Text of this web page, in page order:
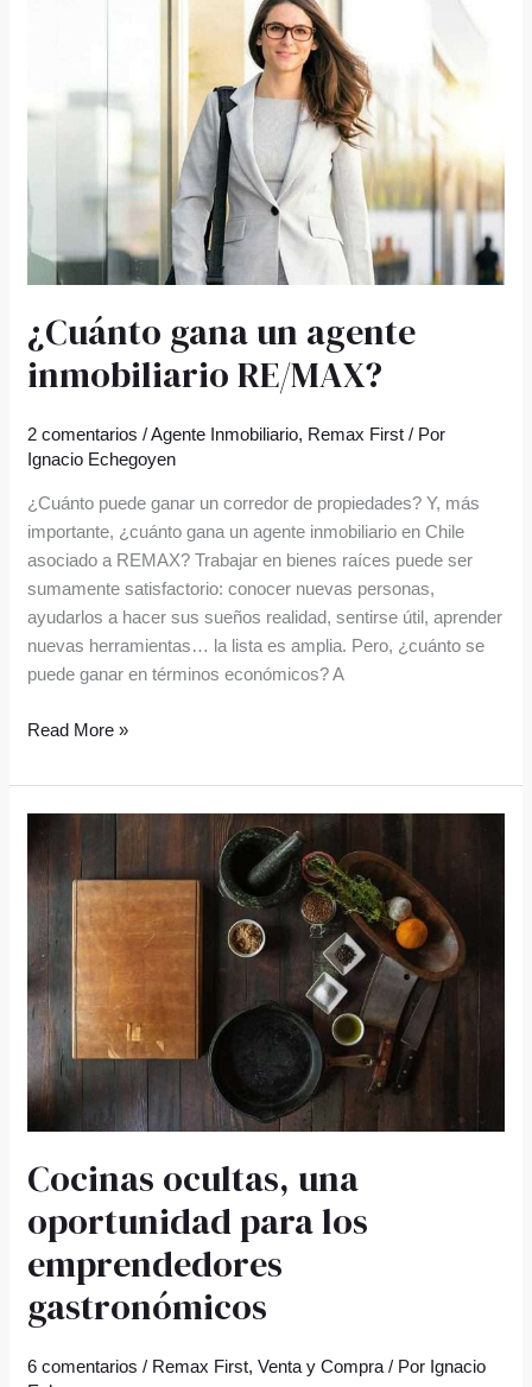
¿Cuánto gana un agente
inmobiliario RE/MAX?
2 comentarios /Agente Inmobiliario, Remax First / Por
Ignacio Echegoyen
¿Cuánto puede ganar un corredor de propiedades? Y, más
importante, ¿cuánto gana un agente inmobiliario en Chile
asociado a REMAX? Trabajar en bienes raíces puede ser
sumamente satisfactorio: conocer nuevas personas,
ayudarlos a hacer sus sueños realidad, sentirse útil, aprender
nuevas herramientas… la lista es amplia. Pero, ¿cuánto se
puede ganar en términos económicos? A
inmobiliario
RE/MAX?
Read More »
Cocinas ocultas, una
oportunidad para los
emprendedores
gastronómicos
6 comentarios / Remax First,Venta y Compra / Por Ignacio
ocultas,
una
oportunidad
para
los
emprendedores
gastronómicos